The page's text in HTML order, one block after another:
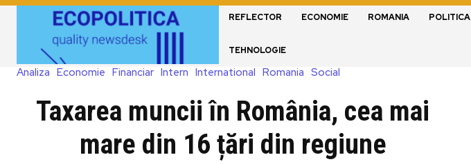
REFLECTOR ECONOMIE ROMANIA POLITICA
TEHNOLOGIE
Analiza Economie Financiar Intern International Romania Social
Taxarea muncii în România, cea mai
mare din 16 țări din regiune